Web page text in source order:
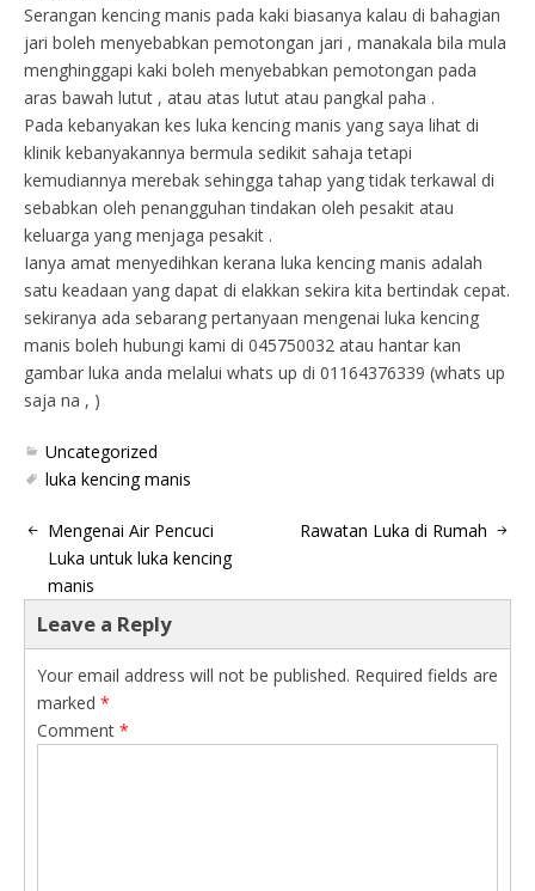
Serangan kencing manis pada kaki biasanya kalau di bahagian
jari boleh menyebabkan pemotongan jari , manakala bila mula
menghinggapi kaki boleh menyebabkan pemotongan pada
aras bawah lutut , atau atas lutut atau pangkal paha .
Pada kebanyakan kes luka kencing manis yang saya lihat di
klinik kebanyakannya bermula sedikit sahaja tetapi
kemudiannya merebak sehingga tahap yang tidak terkawal di
sebabkan oleh penangguhan tindakan oleh pesakit atau
keluarga yang menjaga pesakit .
Ianya amat menyedihkan kerana luka kencing manis adalah
satu keadaan yang dapat di elakkan sekira kita bertindak cepat.
sekiranya ada sebarang pertanyaan mengenai luka kencing
manis boleh hubungi kami di 045750032 atau hantar kan
gambar luka anda melalui whats up di 01164376339 (whats up
saja na , )
Uncategorized
luka kencing manis
Mengenai Air Pencuci
Luka untuk luka kencing
manis
Rawatan Luka di Rumah
Leave a Reply
Your email address will not be published. Required fields are
marked *
Comment *